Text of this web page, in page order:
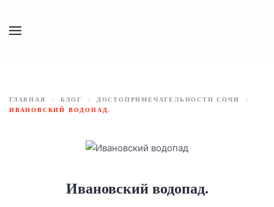
ГЛАВНАЯ БЛОГ
ДОСТОПРИМЕЧАТЕЛЬНОСТИ СОЧИ
ИВАНОВСКИЙ ВОДОПАД.
Ивановский водопад.